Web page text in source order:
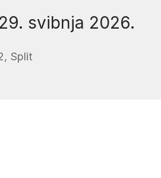
29. svibnja 2026.
Split